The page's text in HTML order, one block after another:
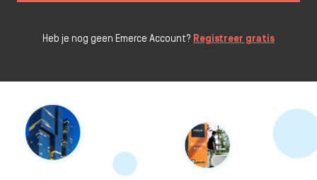
Heb je nog geen Emerce Account? Registreer gratis